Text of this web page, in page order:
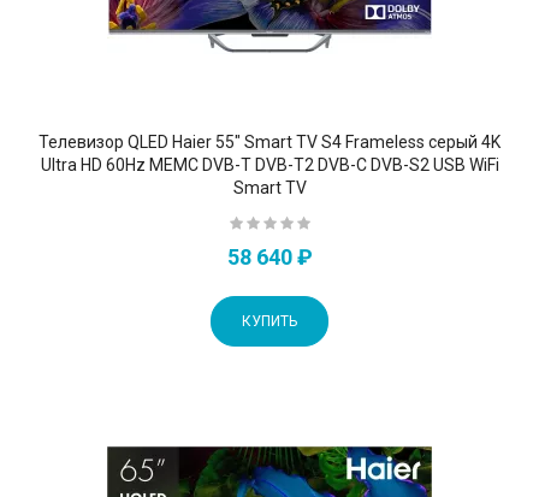
Телевизор QLED Haier 55" Smart TV S4 Frameless серый 4K
Ultra HD 60Hz MEMC DVB-T DVB-T2 DVB-C DVB-S2 USB WiFi
Smart TV
58 640 ₽
КУПИТЬ